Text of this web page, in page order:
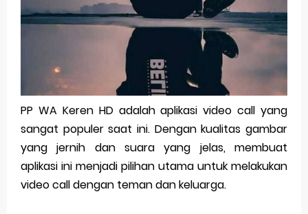
Cara Mengecek Windows Ori
Simpan Profil Ig Dengan Mudah
Aplikasi Togel Android: Solusi Praktis Untuk Pecinta Togel
Siap Video Call, tapi Download Aplikasinya Dulu, Abangku
Friday, 7 August
PP WA Keren HD adalah aplikasi video call yang
sangat populer saat ini. Dengan kualitas gambar
yang jernih dan suara yang jelas, membuat
aplikasi ini menjadi pilihan utama untuk melakukan
video call dengan teman dan keluarga.